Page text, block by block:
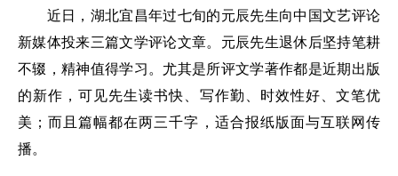
近日，湖北宜昌年过七旬的元辰先生向中国文艺评论
新媒体投来三篇文学评论文章。元辰先生退休后坚持笔耕
不辍，精神值得学习。尤其是所评文学著作都是近期出版
的新作，可见先生读书快、写作勤、时效性好、文笔优
美；而且篇幅都在两三千字，适合报纸版面与互联网传
播。